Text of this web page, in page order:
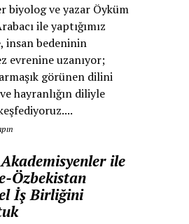
biyolog ve yazar Öyküm
ile yaptığımız
insan bedeninin
evrenine uzanıyor;
görünen dilini
hayranlığın diliyle
ile
Özbekistan
İş Birliğini